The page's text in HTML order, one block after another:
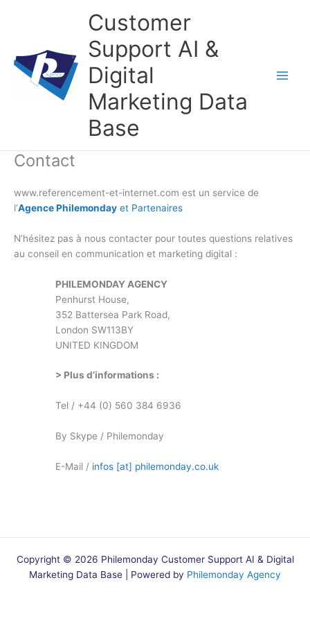
Customer
Support AI &
Digital
Marketing Data
Base
Contact
www.referencement-et-internet.com est un service de
l’Agence Philemonday et Partenaires
N’hésitez pas à nous contacter pour toutes questions relatives
au conseil en communication et marketing digital :
PHILEMONDAY AGENCY
Penhurst House,
352 Battersea Park Road,
London SW113BY
UNITED KINGDOM
> Plus d’informations :
Tel / +44 (0) 560 384 6936
By Skype / Philemonday
E-Mail / infos [at] philemonday.co.uk
Copyright © 2026 Philemonday Customer Support AI & Digital
Marketing Data Base | Powered by Philemonday Agency